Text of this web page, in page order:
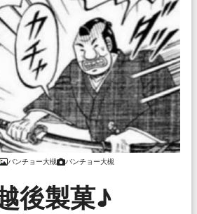
バンチョー大槻 バンチョー大槻
後製菓♪